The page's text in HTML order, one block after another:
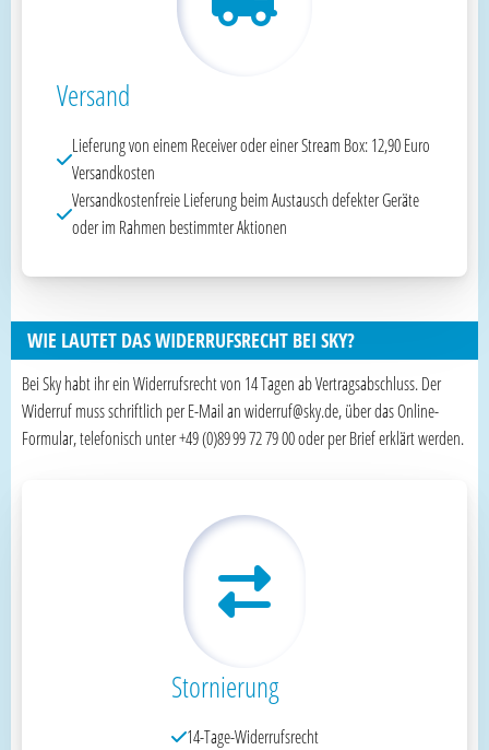
Versand
Lieferung von einem Receiver oder einer Stream Box: 12,90 Euro
Versandkosten
Versandkostenfreie Lieferung beim Austausch defekter Geräte
oder im Rahmen bestimmter Aktionen
WIE LAUTET DAS WIDERRUFSRECHT BEI SKY?
Bei Sky habt ihr ein Widerrufsrecht von 14 Tagen ab Vertragsabschluss. Der
Widerruf muss schriftlich per E-Mail an widerruf@sky.de, über das Online-
Formular, telefonisch unter +49 (0)89 99 72 79 00 oder per Brief erklärt werden.
Stornierung
14-Tage-Widerrufsrecht